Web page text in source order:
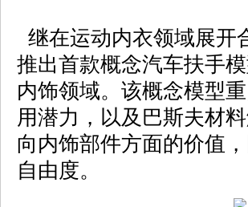
继在运动内衣领域展开
推出首款概念汽车扶手
内饰领域。该概念模型
用潜力，以及巴斯夫材
向内饰部件方面的价值
自由度。